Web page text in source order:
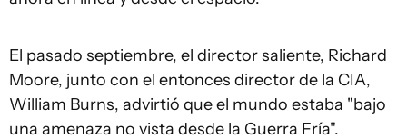
El pasado septiembre, el director saliente, Richard
Moore, junto con el entonces director de la CIA,
William Burns, advirtió que el mundo estaba "bajo
una amenaza no vista desde la Guerra Fría".